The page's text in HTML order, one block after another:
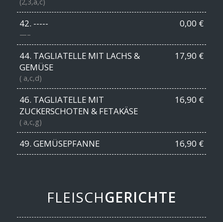
42. ----- 0,00 €
—–
44. TAGLIATELLE MIT LACHS &
GEMÜSE
17,90 €
( a,c,d)
46. TAGLIATELLE MIT
ZUCKERSCHOTEN & FETAKÄSE
16,90 €
( a,c,g)
49. GEMÜSEPFANNE 16,90 €
FLEISCHGERICHTE